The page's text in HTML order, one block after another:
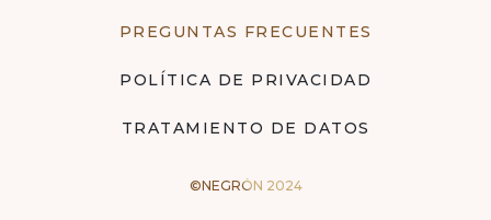
PREGUNTAS FRECUENTES
POLÍTICA DE PRIVACIDAD
TRATAMIENTO DE DATOS
©NEGRÓN 2024